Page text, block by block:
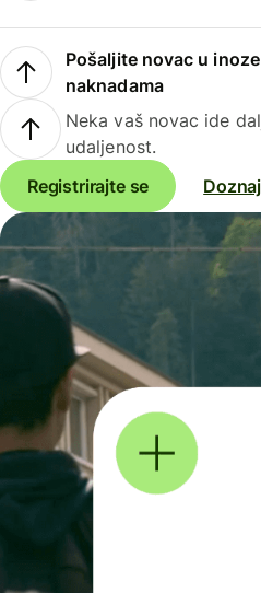
Pošaljite novac u
naknadama
Neka vaš novac ide
udaljenost.
Registrirajte se